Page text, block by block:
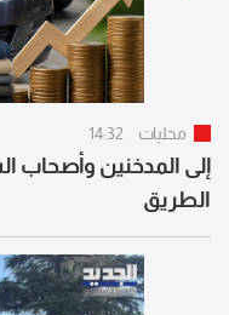
محليات 14:32
إلى المدخنين وأصحاب
الطريق